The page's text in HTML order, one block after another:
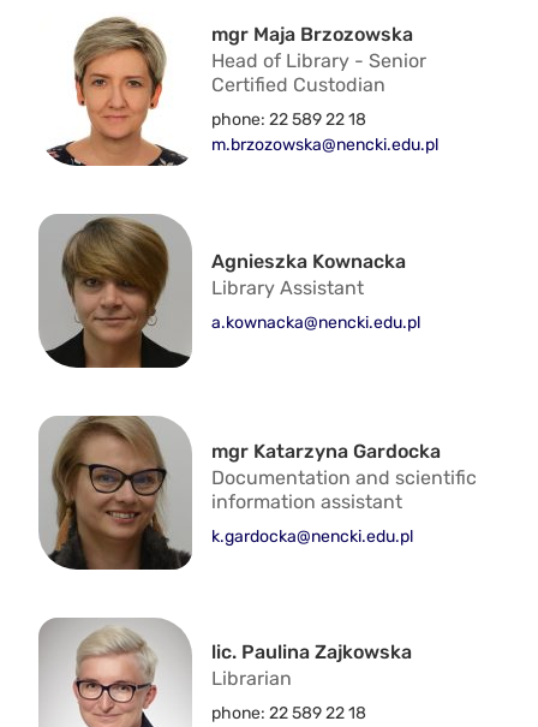
mgr Maja Brzozowska
Head of Library - Senior
Certified Custodian
phone: 22 589 22 18
m.brzozowska@nencki.edu.pl
Agnieszka Kownacka
Library Assistant
a.kownacka@nencki.edu.pl
mgr Katarzyna Gardocka
Documentation and scientific
information assistant
k.gardocka@nencki.edu.pl
lic. Paulina Zajkowska
Librarian
phone: 22 589 22 18